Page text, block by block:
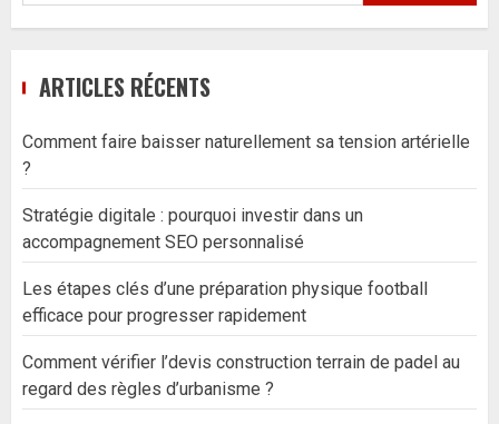
ARTICLES RÉCENTS
Comment faire baisser naturellement sa tension artérielle
?
Stratégie digitale : pourquoi investir dans un
accompagnement SEO personnalisé
Les étapes clés d’une préparation physique football
efficace pour progresser rapidement
Comment vérifier l’devis construction terrain de padel au
regard des règles d’urbanisme ?